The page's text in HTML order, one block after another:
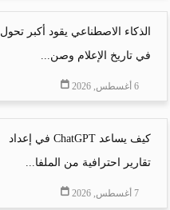
الذكاء الاصطناعي يقود أكبر تحول
في تاريخ الإعلام وصن...
6 أغسطس, 2026
كيف يساعد ChatGPT في إعداد
تقارير احترافية من الملفا...
7 أغسطس, 2026